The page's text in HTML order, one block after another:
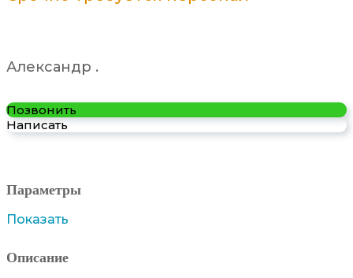
Александр .
Позвонить
Написать
Параметры
Показать
Описание